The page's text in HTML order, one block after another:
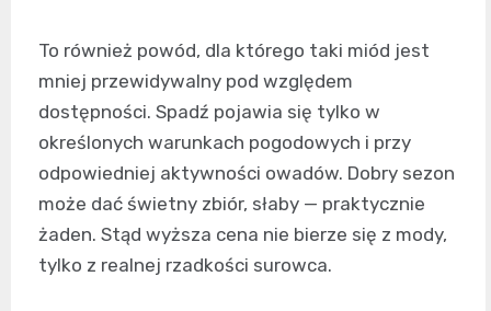
To również powód, dla którego taki miód jest
mniej przewidywalny pod względem
dostępności. Spadź pojawia się tylko w
określonych warunkach pogodowych i przy
odpowiedniej aktywności owadów. Dobry sezon
może dać świetny zbiór, słaby — praktycznie
żaden. Stąd wyższa cena nie bierze się z mody,
tylko z realnej rzadkości surowca.